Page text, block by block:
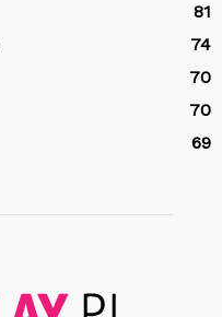
81
74
70
70
69